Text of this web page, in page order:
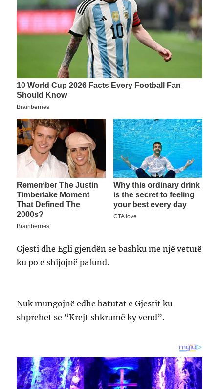
Gjesti dhe Egli gjendën se bashku me një veturë
ku po e shijojnë pafund.
Nuk mungojnë edhe batutat e Gjestit ku
shprehet se “Krejt shkrumë ky vend”.